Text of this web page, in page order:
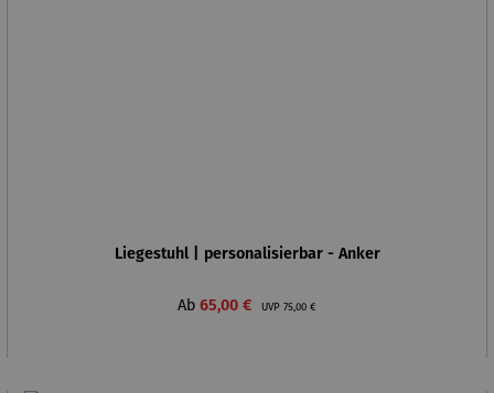
Liegestuhl | personalisierbar - Anker
Verkaufspreis:
Ab 65,00 € UVP Regulärer Preis:
75,00 €